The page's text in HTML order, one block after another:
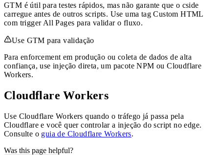
GTM é útil para testes rápidos, mas não garante que o cside
carregue antes de outros scripts. Use uma tag Custom HTML
com trigger All Pages para validar o fluxo.
Use GTM para validação
Para enforcement em produção ou coleta de dados de alta
confiança, use injeção direta, um pacote NPM ou Cloudflare
Workers.
Cloudflare Workers
Use Cloudflare Workers quando o tráfego já passa pela
Cloudflare e você quer controlar a injeção do script no edge.
Consulte o guia de Cloudflare Workers.
Was this page helpful?